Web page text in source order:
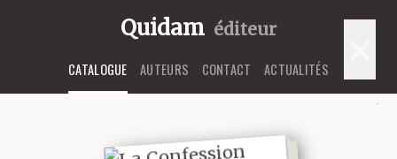
Quidam éditeur
CATALOGUE AUTEURS CONTACT ACTUALITÉS